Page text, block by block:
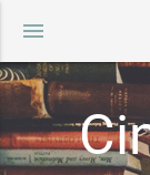
menu